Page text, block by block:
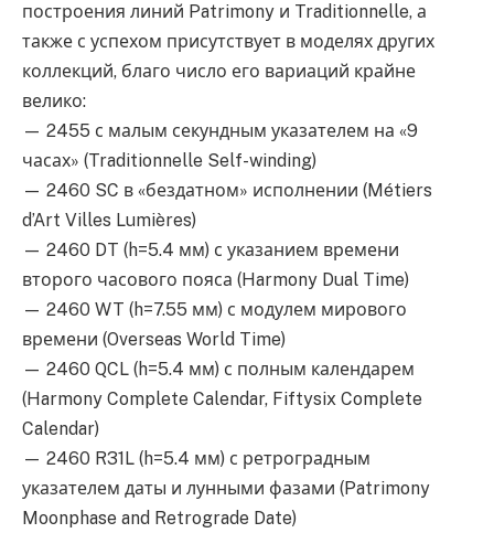
построения линий Patrimony и Traditionnelle, а
также с успехом присутствует в моделях других
коллекций, благо число его вариаций крайне
велико:
— 2455 с малым секундным указателем на «9
часах» (Traditionnelle Self-winding)
— 2460 SC в «бездатном» исполнении (Métiers
d’Art Villes Lumières)
— 2460 DT (h=5.4 мм) с указанием времени
второго часового пояса (Harmony Dual Time)
— 2460 WT (h=7.55 мм) с модулем мирового
времени (Overseas World Time)
— 2460 QCL (h=5.4 мм) с полным календарем
(Harmony Complete Calendar, Fiftysix Complete
Calendar)
— 2460 R31L (h=5.4 мм) с ретроградным
указателем даты и лунными фазами (Patrimony
Moonphase and Retrograde Date)